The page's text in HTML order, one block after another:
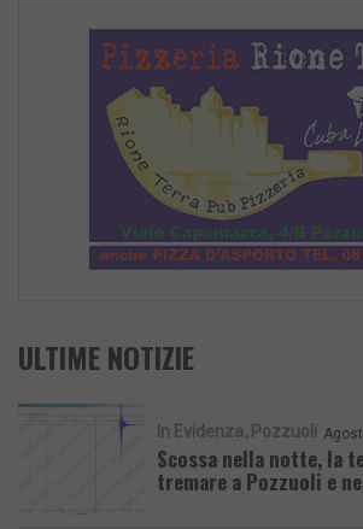
ULTIME NOTIZIE
In Evidenza Pozzuoli
Scossa nella notte, la
tremare a Pozzuoli e